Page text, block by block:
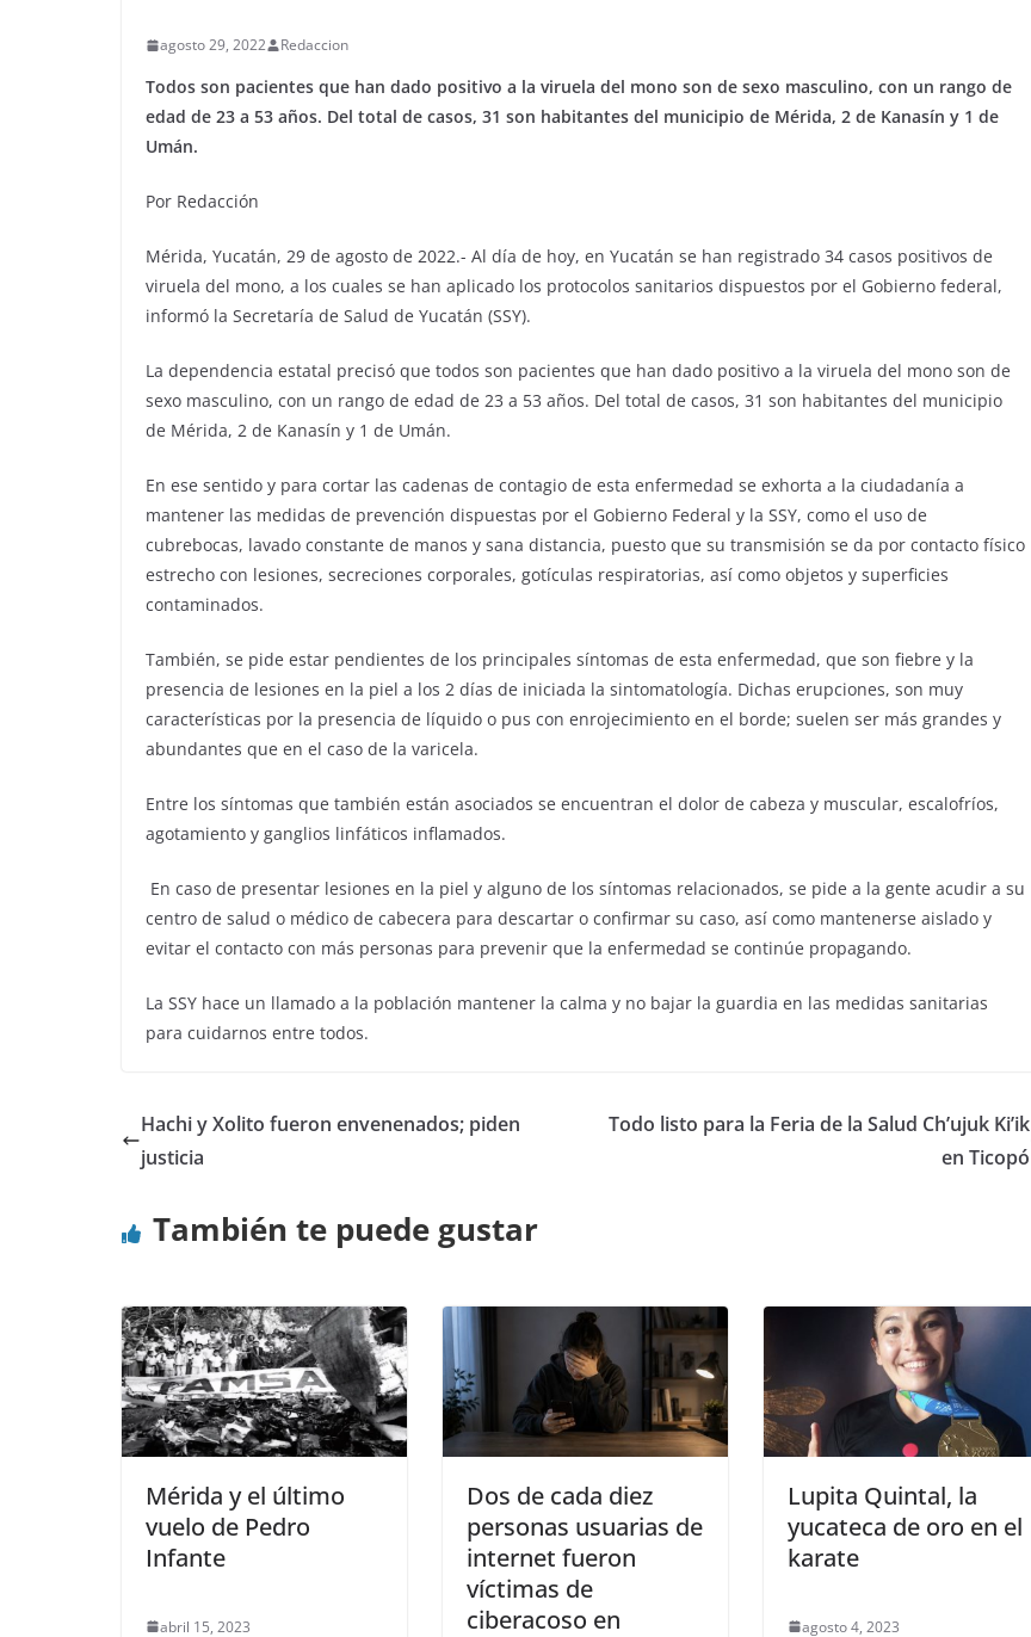
agosto 29, 2022 Redaccion
Todos son pacientes que han dado positivo a la viruela del mono son de sexo masculino, con un rango de
edad de 23 a 53 años. Del total de casos, 31 son habitantes del municipio de Mérida, 2 de Kanasín y 1 de
Umán.
Por Redacción
Mérida, Yucatán, 29 de agosto de 2022.- Al día de hoy, en Yucatán se han registrado 34 casos positivos de
viruela del mono, a los cuales se han aplicado los protocolos sanitarios dispuestos por el Gobierno federal,
informó la Secretaría de Salud de Yucatán (SSY).
La dependencia estatal precisó que todos son pacientes que han dado positivo a la viruela del mono son de
sexo masculino, con un rango de edad de 23 a 53 años. Del total de casos, 31 son habitantes del municipio
de Mérida, 2 de Kanasín y 1 de Umán.
En ese sentido y para cortar las cadenas de contagio de esta enfermedad se exhorta a la ciudadanía a
mantener las medidas de prevención dispuestas por el Gobierno Federal y la SSY, como el uso de
cubrebocas, lavado constante de manos y sana distancia, puesto que su transmisión se da por contacto físico
estrecho con lesiones, secreciones corporales, gotículas respiratorias, así como objetos y superficies
contaminados.
También, se pide estar pendientes de los principales síntomas de esta enfermedad, que son fiebre y la
presencia de lesiones en la piel a los 2 días de iniciada la sintomatología. Dichas erupciones, son muy
características por la presencia de líquido o pus con enrojecimiento en el borde; suelen ser más grandes y
abundantes que en el caso de la varicela.
Entre los síntomas que también están asociados se encuentran el dolor de cabeza y muscular, escalofríos,
agotamiento y ganglios linfáticos inflamados.
En caso de presentar lesiones en la piel y alguno de los síntomas relacionados, se pide a la gente acudir a su
centro de salud o médico de cabecera para descartar o confirmar su caso, así como mantenerse aislado y
evitar el contacto con más personas para prevenir que la enfermedad se continúe propagando.
La SSY hace un llamado a la población mantener la calma y no bajar la guardia en las medidas sanitarias
para cuidarnos entre todos.
Hachi y Xolito fueron envenenados; piden
justicia
Todo listo para la Feria de la Salud Ch’ujuk Ki’ik
en Ticopó
También te puede gustar
Mérida y el último
vuelo de Pedro
Infante
abril 15, 2023
Dos de cada diez
personas usuarias de
internet fueron
víctimas de
ciberacoso en
Lupita Quintal, la
yucateca de oro en el
karate
agosto 4, 2023